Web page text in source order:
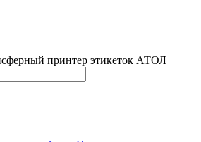
принтер этикеток АТОЛ